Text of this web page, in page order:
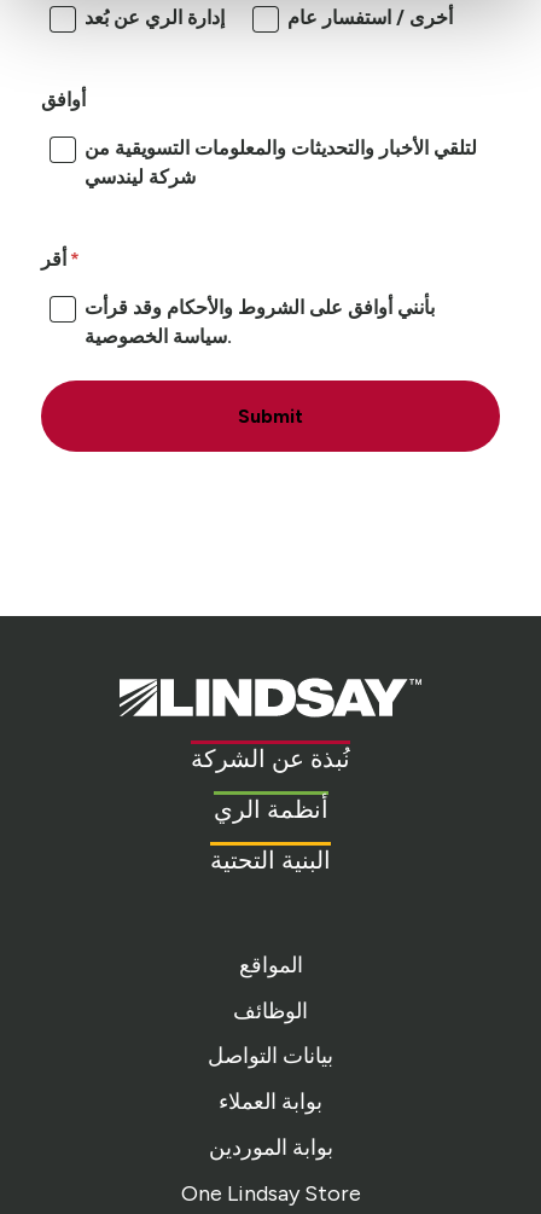
إدارة الري عن بُعد أخرى / استفسار عام
أوافق
لتلقي الأخبار والتحديثات والمعلومات التسويقية من
شركة ليندسي
أقر
بأنني أوافق على الشروط والأحكام وقد قرأت
سياسة الخصوصية.
Submit
Lindsay.
Link
homepage
نُبذة عن الشركة
أنظمة الري
البنية التحتية
المواقع
الوظائف
بيانات التواصل
بوابة العملاء
بوابة الموردين
One Lindsay Store